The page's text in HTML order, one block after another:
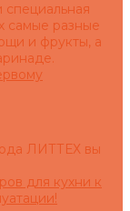
самые разные
и фрукты, а
ЛИТТЕХ вы
для кухни к